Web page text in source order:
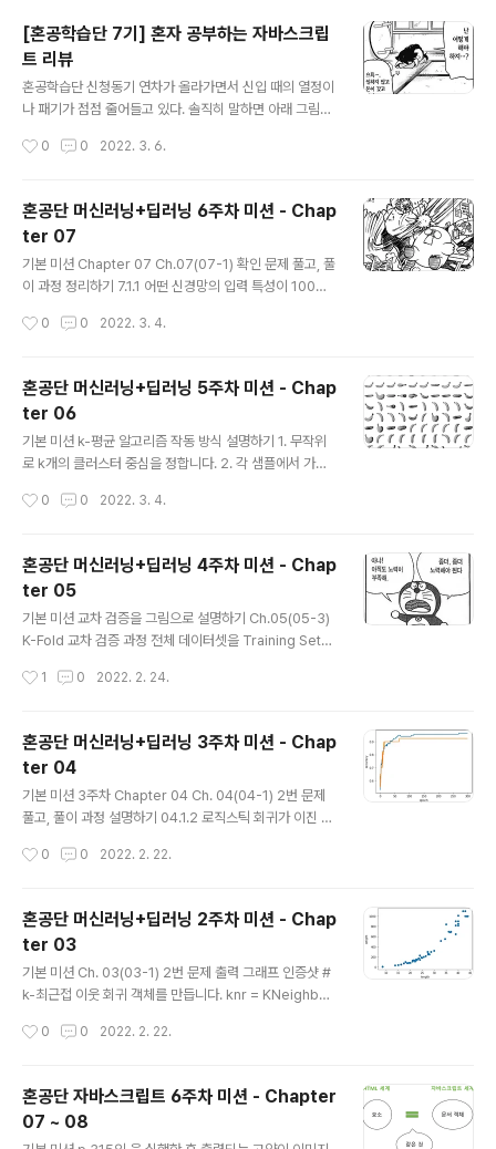
[혼공학습단 7기] 혼자 공부하는 자바스크립
트 리뷰
혼공학습단 신청동기 연차가 올라가면서 신입 때의 열정이
나 패기가 점점 줄어들고 있다. 솔직히 말하면 아래 그림이
대 말년병장에 느낌으로 땡보놀이 중인 상태이다 =ㅇ= 20
는 근면 성실하고 꾸준히 공부하는 습관을 갖자라는 마음
으로 약간의 설렘과 함께 학습을 시작하였다. 필자는 '혼자
공부하는 자바스크립트'를 신청하였다. 작년에 리액트, VU
E로 프로젝트로 진행하면서 별거 없겠지 하며 꾸준하게 공
하고, 2주 차 미션을 진행하고 페이스북에 정리한 글을 매
0 0 2022. 3. 6.
혼공단 머신러닝+딥러닝 6주차 미션 - Chap
ter 07
기본 미션 Chapter 07 Ch.07(07-1) 확인 문제 풀고, 풀
이 과정 정리하기 7.1.1 어떤 신경망의 입력 특성이 100개
라미터의 개수는 몇개 인가요? -> 밀집층에 있는 10개의
총 100 * 10 + 10 = 1010의 모델 파라미터가 필요하다.
7.1.2 케라스의 Dense 클래스를 사용해 신경망의 출력층
을 만들려고 합니다. 이 신경망이 이진 분류 모델이라면 ac
tivation 매개변수에 어떤 활성화 함수를 지정해야 하나
정식의 결과를 확류로 바..
0 0 2022. 3. 4.
혼공단 머신러닝+딥러닝 5주차 미션 - Chap
ter 06
기본 미션 k-평균 알고리즘 작동 방식 설명하기 1. 무작위
로 k개의 클러스터 중심을 정합니다. 2. 각 샘플에서 가장
정합니다. 3. 클러스터에 속한 샘플의 평균값으로 클러스
스터 중심이 이동 되면서 변화가 없을때까지의 과정을 알
수 있다. 선택 미션 Ch.06(06-3) 확인 문제 풀고, 풀이 과
정 정리하기 1. 특성이 20개인 대량의 데이터셋이 있습니
다. 이 데이터셋에서 찾을 수 있는 주성분 개수는 몇개일까
성이 가장 작다. 일반적으로 주성분 분석은 원본 데이터에
0 0 2022. 3. 4.
혼공단 머신러닝+딥러닝 4주차 미션 - Chap
ter 05
기본 미션 교차 검증을 그림으로 설명하기 Ch.05(05-3)
K-Fold 교차 검증 과정 전체 데이터셋을 Training Set과
alidation Set으로 사용하기 위해 k개의 폴드로 나눈다.
뒤, 첫 번 째 Validation Set으로 평가한다. 차례대로 다음
폴드를 Validation Set으로 사용하며 3번을 반복한다. 총
k 개의 성능 결과가 나오며, 이 k개의 평균을 해당 학습 모
델의 성능이라고 한다. 선택미션 앙상블 모델 손코딩 코랩
1 0 2022. 2. 24.
혼공단 머신러닝+딥러닝 3주차 미션 - Chap
ter 04
기본 미션 3주차 Chapter 04 Ch. 04(04-1) 2번 문제
풀고, 풀이 과정 설명하기 04.1.2 로직스틱 회귀가 이진 분
요? 1. 시그모이드 함수 2. 소프트맥스 함수 3. 로그 함수
드 함수에 통과시켜 0~1 사이의 값을 만듭니다. 이 값이 양
성 클래스에 대한 확률입니다. 음성 클래스의 확률은 1에서
양성 클래스의 확률을 빼면 됩니다. 선택 미션 Ch.04(04-
2) 과대적합/과소적합 손 코딩 코랩 화면 캡쳐하기 impor
ish_csv_..
0 0 2022. 2. 22.
혼공단 머신러닝+딥러닝 2주차 미션 - Chap
ter 03
기본 미션 Ch. 03(03-1) 2번 문제 출력 그래프 인증샷 #
k-최근접 이웃 회귀 객체를 만듭니다. knr = KNeighbor
np.arange(5, 45).reshape(-1, 1) # n = 1, 5, 10일 때
델을 훈련합니다. knr.n_neighbors = n; knr.fit(train_i
nput, train_target) # 지정한 범위 x에 대한 예측을 구합
니다. prediction = knr.predict(x) plt.scatter(train_i
0 0 2022. 2. 22.
혼공단 자바스크립트 6주차 미션 - Chapter
07 ~ 08